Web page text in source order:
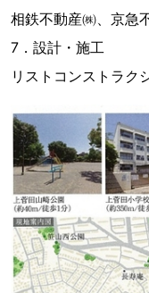
相鉄不動産㈱、京急
7．設計・施工
リストコンストラク